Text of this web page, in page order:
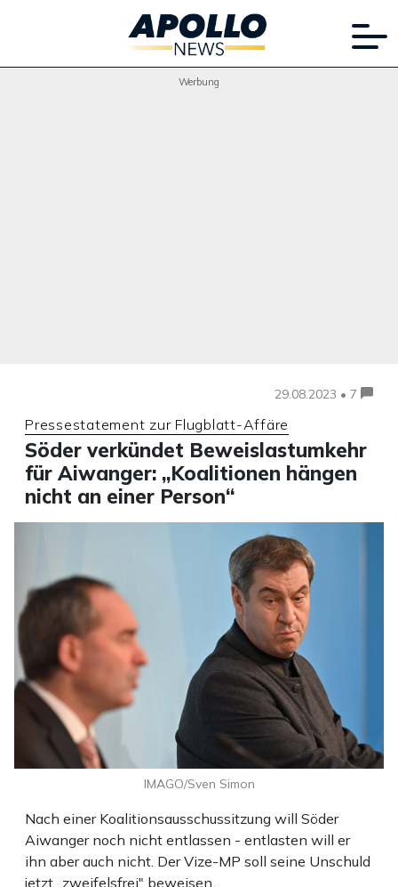
Werbung
29.08.2023 • 7
Pressestatement zur Flugblatt-Affäre
Söder verkündet Beweislastumkehr
für Aiwanger: „Koalitionen hängen
nicht an einer Person“
Nach einer Koalitionsausschussitzung will Söder
Aiwanger noch nicht entlassen - entlasten will er
ihn aber auch nicht. Der Vize-MP soll seine Unschuld
jetzt „zweifelsfrei" beweisen.
IMAGO/Sven Simon